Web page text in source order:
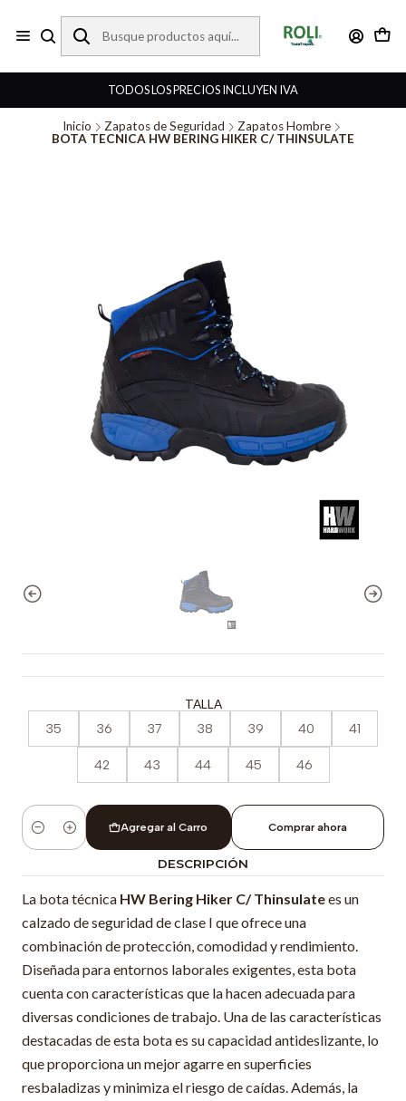
TODOS LOS PRECIOS INCLUYEN IVA
Inicio Zapatos de Seguridad
Zapatos Hombre
BOTA TECNICA HW BERING HIKER C/ THINSULATE
TALLA
35 36 37 38 39 40 41
42 43 44 45 46
Cantidad
Agregar al Carro Comprar ahora
DESCRIPCIÓN
La bota técnica HW Bering Hiker C/ Thinsulatees un
calzado de seguridad de clase I que ofrece una
combinación de protección, comodidad y rendimiento.
Diseñada para entornos laborales exigentes, esta bota
cuenta con características que la hacen adecuada para
diversas condiciones de trabajo. Una de las características
destacadas de esta bota es su capacidad antideslizante, lo
que proporciona un mejor agarre en superficies
resbaladizas y minimiza el riesgo de caídas. Además, la